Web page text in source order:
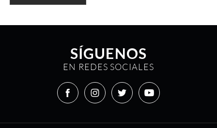
SÍGUENOS
EN REDES SOCIALES